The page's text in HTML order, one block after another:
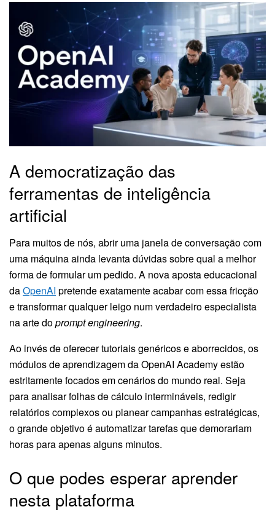
A democratização das
ferramentas de inteligência
artificial
Para muitos de nós, abrir uma janela de conversação com
uma máquina ainda levanta dúvidas sobre qual a melhor
forma de formular um pedido. A nova aposta educacional
daOpenAI pretende exatamente acabar com essa fricção
e transformar qualquer leigo num verdadeiro especialista
na arte doprompt engineering.
Ao invés de oferecer tutoriais genéricos e aborrecidos, os
módulos de aprendizagem da OpenAI Academy estão
estritamente focados em cenários do mundo real. Seja
para analisar folhas de cálculo intermináveis, redigir
relatórios complexos ou planear campanhas estratégicas,
o grande objetivo é automatizar tarefas que demorariam
horas para apenas alguns minutos.
O que podes esperar aprender
nesta plataforma